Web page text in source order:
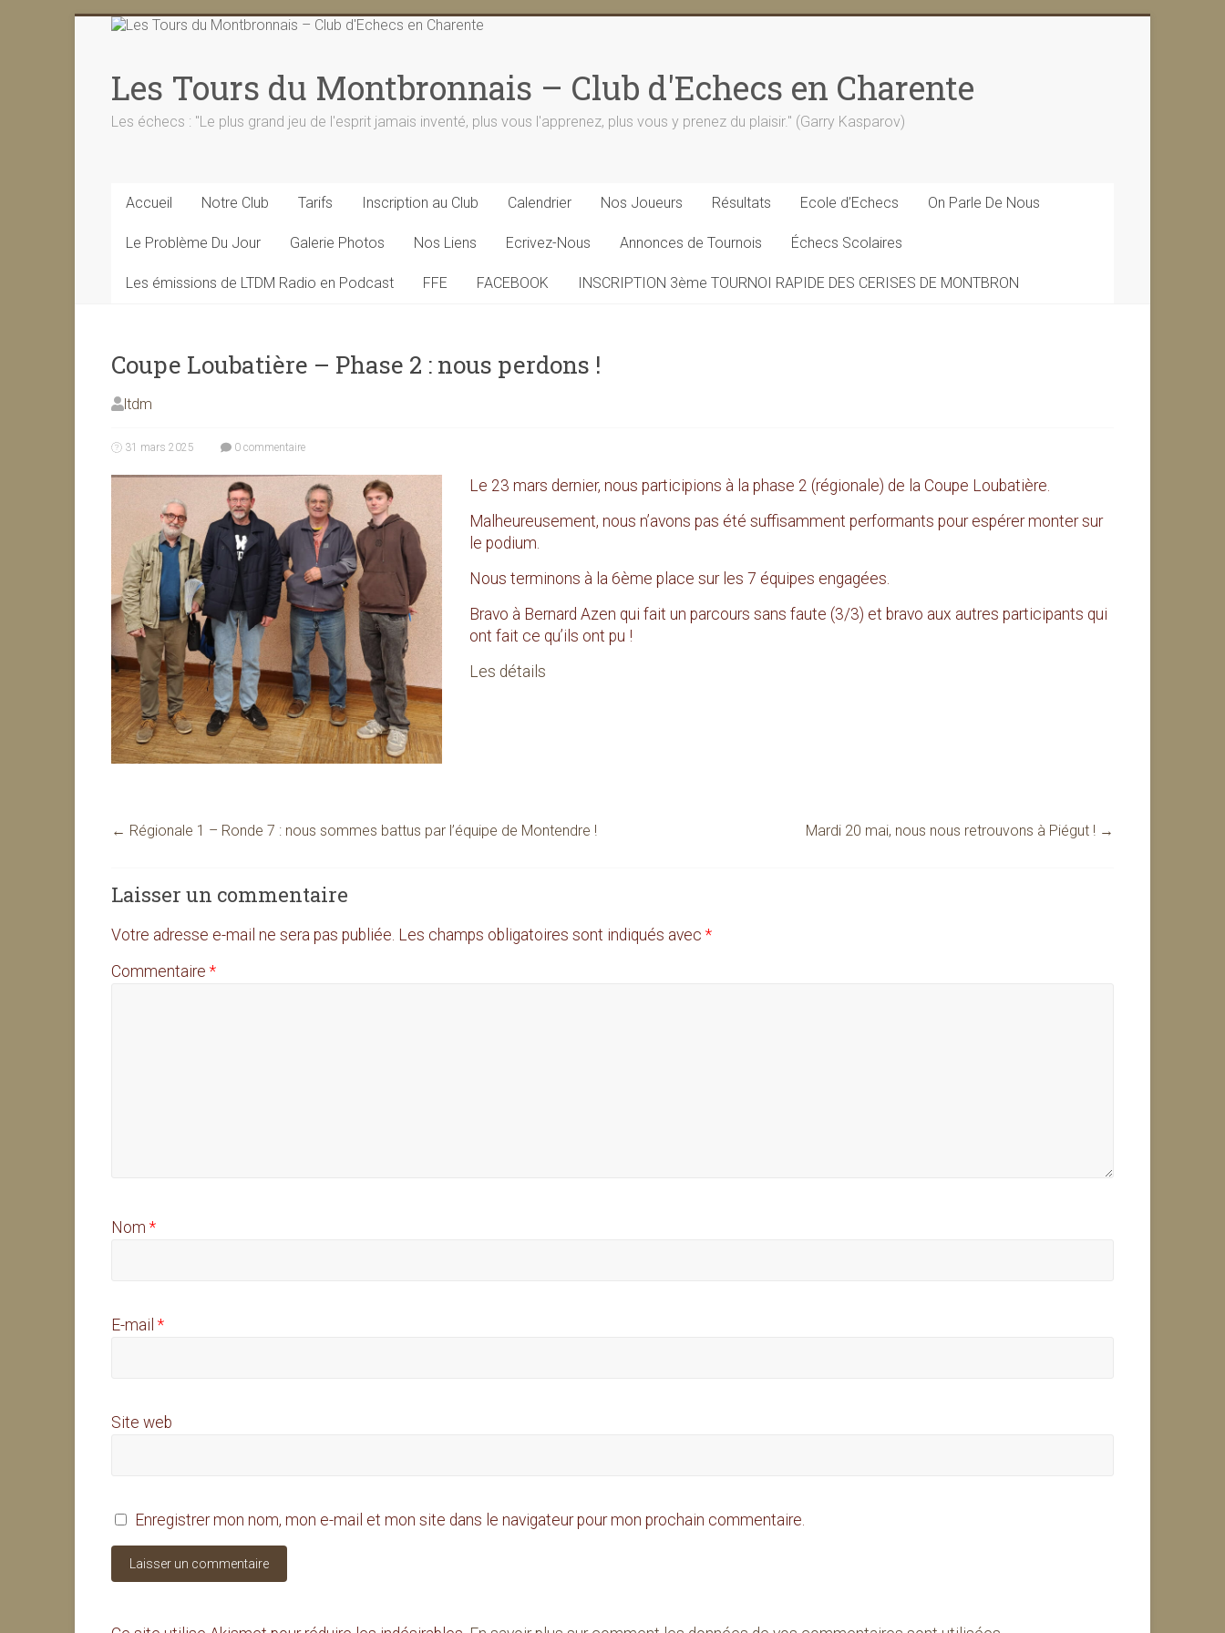
Les Tours du Montbronnais – Club d'Echecs en Charente
Les échecs : "Le plus grand jeu de l'esprit jamais inventé, plus vous l'apprenez, plus vous y prenez du plaisir." (Garry Kasparov)
Accueil Notre Club Tarifs Inscription au Club Calendrier Nos Joueurs Résultats Ecole d’Echecs On Parle De Nous
Le Problème Du Jour Galerie Photos Nos Liens Ecrivez-Nous Annonces de Tournois Échecs Scolaires
Les émissions de LTDM Radio en Podcast FFE FACEBOOK INSCRIPTION 3ème TOURNOI RAPIDE DES CERISES DE MONTBRON
Coupe Loubatière – Phase 2 : nous perdons !
ltdm
31 mars 2025 0 commentaire
Le 23 mars dernier, nous participions à la phase 2 (régionale) de la Coupe Loubatière.
Malheureusement, nous n’avons pas été suffisamment performants pour espérer monter sur
le podium.
Nous terminons à la 6ème place sur les 7 équipes engagées.
Bravo à Bernard Azen qui fait un parcours sans faute (3/3) et bravo aux autres participants qui
ont fait ce qu’ils ont pu !
Les détails
← Régionale 1 – Ronde 7 : nous sommes battus par l’équipe de Montendre ! Mardi 20 mai, nous nous retrouvons à Piégut ! →
Laisser un commentaire
Votre adresse e-mail ne sera pas publiée. Les champs obligatoires sont indiqués avec *
Commentaire *
Nom *
E-mail *
Site web
Enregistrer mon nom, mon e-mail et mon site dans le navigateur pour mon prochain commentaire.